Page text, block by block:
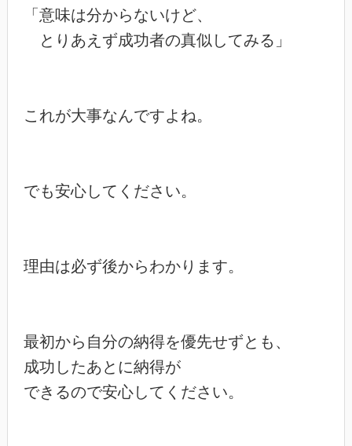
「意味は分からないけど、
とりあえず成功者の真似してみる」
これが大事なんですよね。
でも安心してください。
理由は必ず後からわかります。
最初から自分の納得を優先せずとも、
成功したあとに納得が
できるので安心してください。